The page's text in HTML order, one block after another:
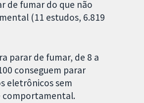
de fumar do que não
(11 estudos, 6.819
parar de fumar, de 8 a
conseguem parar
eletrônicos sem
comportamental.